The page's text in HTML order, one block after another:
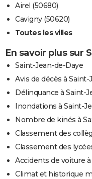
Airel (50680)
Cavigny (50620)
Toutes les villes
En savoir plus sur
Saint-Jean-de-Daye
Avis de décès à
Délinquance à Saint-
Inondations à Saint-
Nombre de kinés à
Classement des
Classement des
Accidents de voiture
Climat et historique